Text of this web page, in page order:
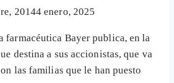
20144 enero, 2025
farmacéutica Bayer publica, en la
destina a sus accionistas, que va
las familias que le han puesto